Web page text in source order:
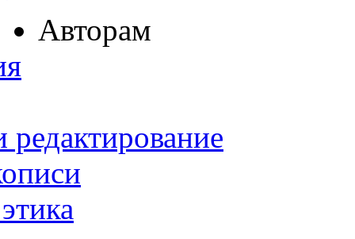
Авторам
редактирование